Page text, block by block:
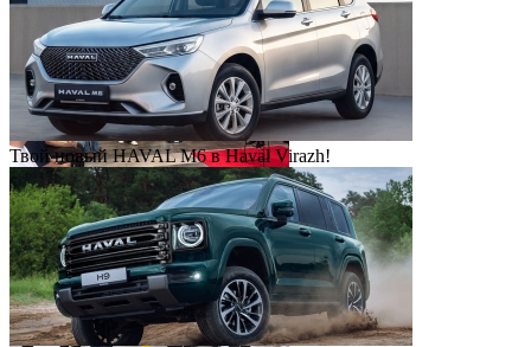
День клиентского сервиса
Твой новый HAVAL M6 в Haval Virazh!